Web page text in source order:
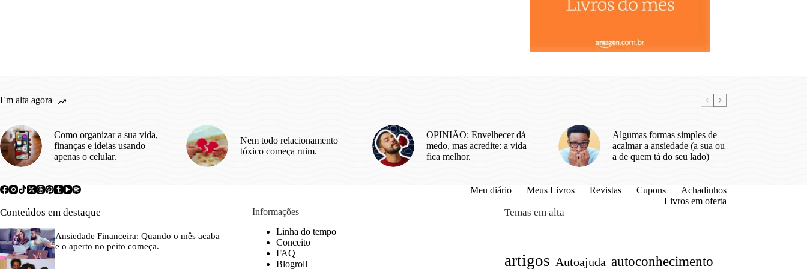
Em alta agora
Como organizar a sua vida,
finanças e ideias usando
apenas o celular.
Nem todo relacionamento
tóxico começa ruim.
OPINIÃO: Envelhecer dá
medo, mas acredite: a vida
fica melhor.
Algumas formas simples de
acalmar a ansiedade (a sua ou
a de quem tá do seu lado)
Meu diário Meus Livros Revistas Cupons
Achadinhos
Livros em oferta
Conteúdos em destaque
Ansiedade Financeira: Quando o mês acaba
e o aperto no peito começa.
Informações
Linha do tempo
Conceito
FAQ
Blogroll
Temas em alta
artigos Autoajuda autoconhecimento